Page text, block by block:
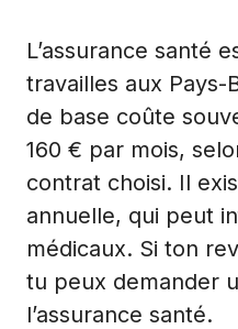
L’assurance santé
travailles aux Pays-
de base coûte
160 € par mois,
contrat choisi. Il
annuelle, qui peut
médicaux. Si ton
tu peux demander
l’assurance santé.